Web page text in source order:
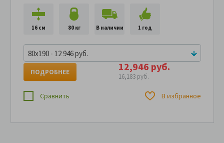
16 см 80 кг В наличии 1 год
80x190 - 12 946 руб.
12,946 руб.
16,183 руб.
ПОДРОБНЕЕ
Сравнить В избранное